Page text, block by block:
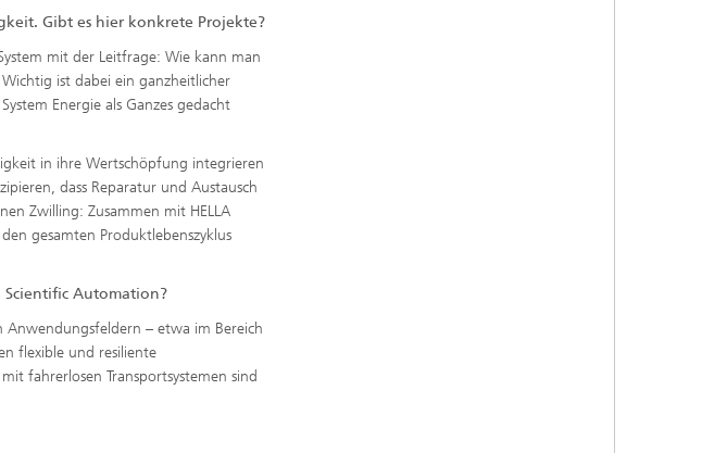
Gibt es hier konkrete Projekte?
mit der Leitfrage: Wie kann man
ist dabei ein ganzheitlicher
Energie als Ganzes gedacht
in ihre Wertschöpfung integrieren
dass Reparatur und Austausch
Zwilling: Zusammen mit HELLA
gesamten Produktlebenszyklus
Scientific Automation?
Anwendungsfeldern – etwa im Bereich
flexible und resiliente
fahrerlosen Transportsystemen sind